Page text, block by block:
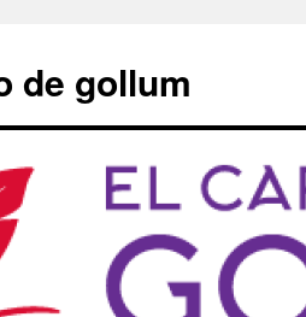
de gollum